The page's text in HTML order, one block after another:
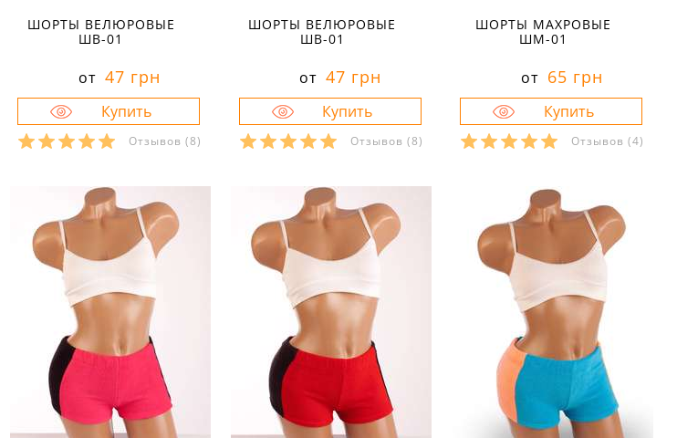
ШОРТЫ ВЕЛЮРОВЫЕ
ШВ-01
от 47 грн
Отзывов(8)
40
Характеристики:
материал:
велюр
состав ткани:
% полиэстер
сезон: осень
спортивный
мини
назначение:
для
тренировок
детали:
ШОРТЫ ВЕЛЮРОВЫЕ
ШВ-01
от 47 грн
Отзывов (8)
40
Характеристики:
материал:
велюр
состав ткани:
% полиэстер
сезон:
осень
спортивный
мини
назначение:
для
тренировок
детали:
ШОРТЫ МАХРОВЫЕ
ШМ-01
от 65 грн
Отзывов(4)
40
Характеристики:
материал:
состав ткани: 80 % хлопок 20
% полиэстер
осень
молодёжный
мини
назначение:
для
тренировок
детали: на резинке